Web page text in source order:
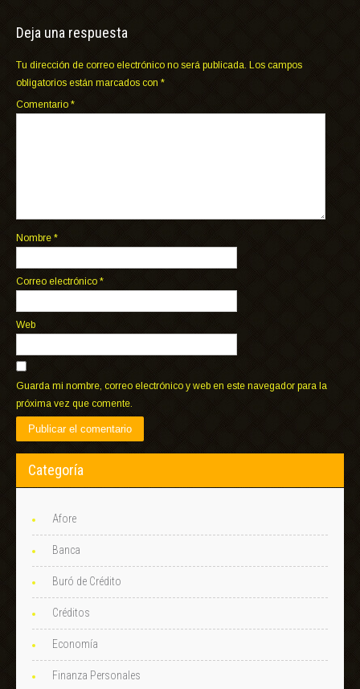
Deja una respuesta
Tu dirección de correo electrónico no será publicada. Los campos
obligatorios están marcados con *
Comentario *
Nombre *
Correo electrónico *
Web
Guarda mi nombre, correo electrónico y web en este navegador para la
próxima vez que comente.
Categoría
Afore
Banca
Buró de Crédito
Créditos
Economía
Finanza Personales